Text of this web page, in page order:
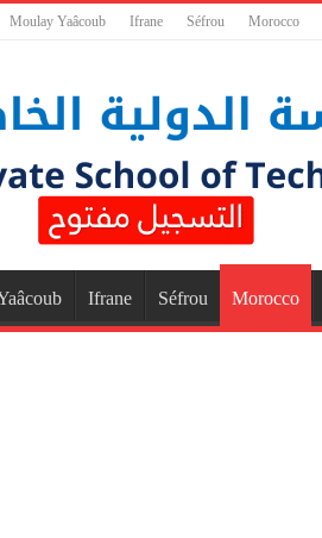
Moulay Yaâcoub Ifrane Séfrou Morocco
Ifrane Séfrou Morocco